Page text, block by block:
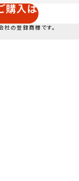
購入は
社の登録商標です。